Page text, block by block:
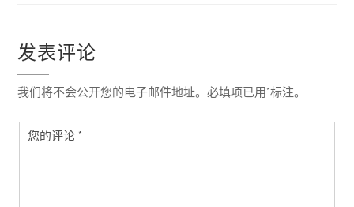
航
发表评论
我们将不会公开您的电子邮件地址。必填项已用*标注。